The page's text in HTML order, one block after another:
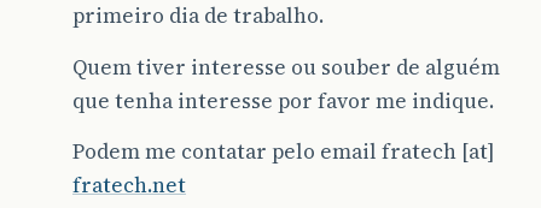
primeiro dia de trabalho.
Quem tiver interesse ou souber de alguém
que tenha interesse por favor me indique.
Podem me contatar pelo email fratech [at]
fratech.net